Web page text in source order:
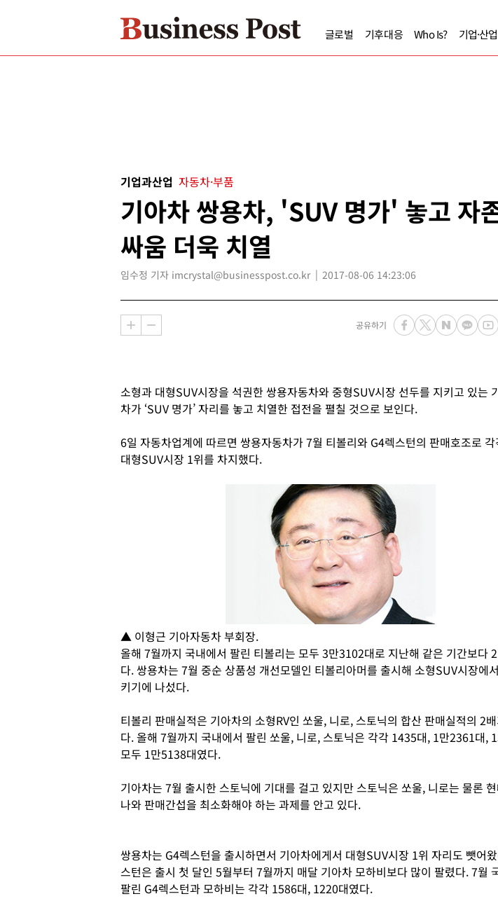
글로벌 기후대응 Who Is? 기업·산업
기업과산업 자동차·부품
기아차 쌍용차, 'SUV 명가' 놓고 자
싸움 더욱 치열
임수정 기자 imcrystal@businesspost.co.kr 2017-08-06 14:23:06
공유하기
소형과 대형SUV시장을 석권한 쌍용자동차와 중형SUV시장 선두를 지키고 있는
차가 ‘SUV 명가’ 자리를 놓고 치열한 접전을 펼칠 것으로 보인다.
6일 자동차업계에 따르면 쌍용자동차가 7월 티볼리와 G4렉스턴의 판매호조로
대형SUV시장 1위를 차지했다.
▲ 이형근 기아자동차 부회장.
올해 7월까지 국내에서 팔린 티볼리는 모두 3만3102대로 지난해 같은 기간보다
다. 쌍용차는 7월 중순 상품성 개선모델인 티볼리아머를 출시해 소형SUV시장에
키기에 나섰다.
티볼리 판매실적은 기아차의 소형RV인 쏘울, 니로, 스토닉의 합산 판매실적의 2
다. 올해 7월까지 국내에서 팔린 쏘울, 니로, 스토닉은 각각 1435대, 1만2361대,
모두 1만5138대였다.
기아차는 7월 출시한 스토닉에 기대를 걸고 있지만 스토닉은 쏘울, 니로는 물론
나와 판매간섭을 최소화해야 하는 과제를 안고 있다.
쌍용차는 G4렉스턴을 출시하면서 기아차에게서 대형SUV시장 1위 자리도 뺏어
스턴은 출시 첫 달인 5월부터 7월까지 매달 기아차 모하비보다 많이 팔렸다. 7월
팔린 G4렉스턴과 모하비는 각각 1586대, 1220대였다.